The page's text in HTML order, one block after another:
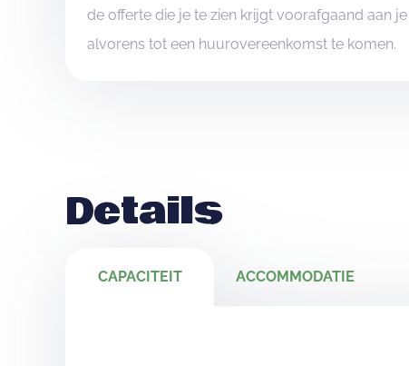
de offerte die je te zien krijgt voorafgaand aan
alvorens tot een huurovereenkomst te komen.
Details
CAPACITEIT ACCOMMODATIE